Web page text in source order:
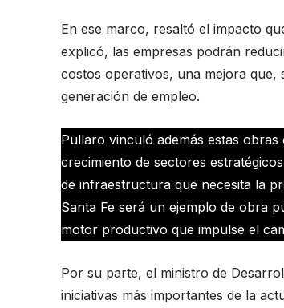
En ese marco, resaltó el impacto
explicó, las empresas podrán
costos operativos, una mejora que,
generación de empleo.
Pullaro vinculó además estas
crecimiento de sectores
de infraestructura que necesita la
Santa Fe será un ejemplo de obra
motor productivo que impulse el
Por su parte, el ministro de
iniciativas más importantes de la